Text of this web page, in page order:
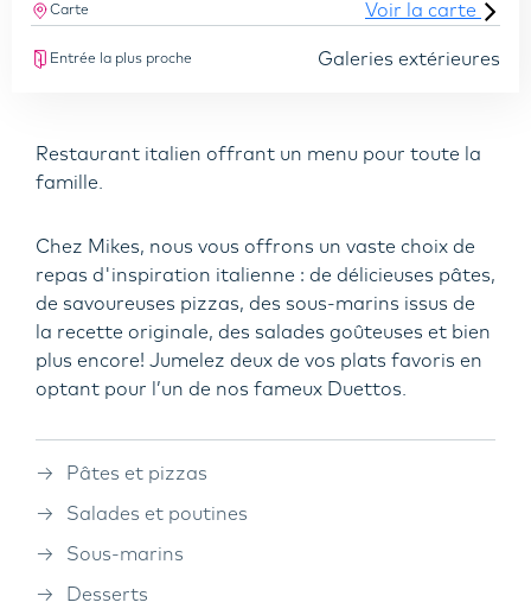
Carte Voir la carte
Entrée la plus proche Galeries extérieures
Restaurant italien offrant un menu pour toute la
famille.
Chez Mikes, nous vous offrons un vaste choix de
repas d'inspiration italienne : de délicieuses pâtes,
de savoureuses pizzas, des sous-marins issus de
la recette originale, des salades goûteuses et bien
plus encore! Jumelez deux de vos plats favoris en
optant pour l’un de nos fameux Duettos.
Pâtes et pizzas
Salades et poutines
Sous-marins
Desserts